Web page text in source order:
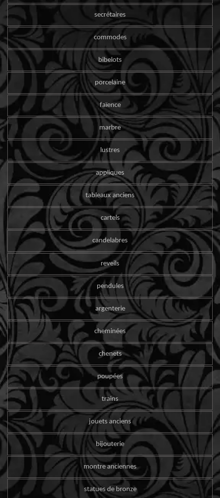
secrétaires
commodes
bibelots
porcelaine
faïence
marbre
lustres
appliques
tableaux anciens
cartels
candelabres
reveils
pendules
argenterie
cheminées
chenets
poupées
trains
jouets anciens
bijouterie
montre anciennes
statues de bronze